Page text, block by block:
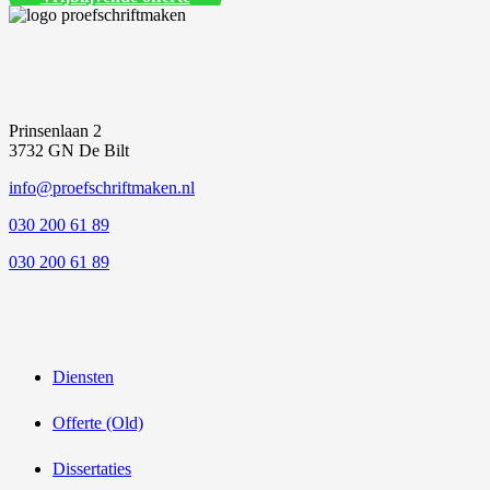
Prinsenlaan 2
3732 GN De Bilt
info@proefschriftmaken.nl
030 200 61 89
030 200 61 89
Diensten
Offerte (Old)
Dissertaties